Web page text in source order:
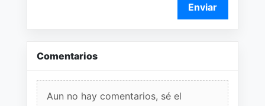
Enviar
Comentarios
Aun no hay comentarios, sé el